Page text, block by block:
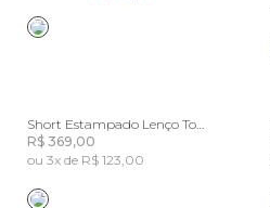
Short Estampado Lenço Tomatinhos
R$ 369,00
ou 3x de R$ 123,00